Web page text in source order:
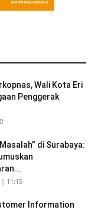
Wali Kota Eri
Penggerak
di Surabaya:
| 11:15
Information